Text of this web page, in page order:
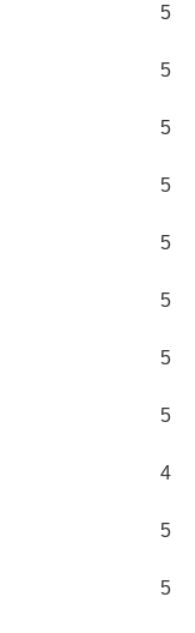
5
5
5
5
5
5
5
5
4
5
5